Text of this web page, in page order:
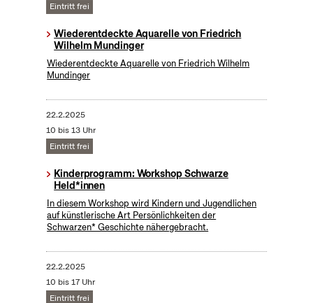
Eintritt frei
Wiederentdeckte Aquarelle von Friedrich
Wilhelm Mundinger
Wiederentdeckte Aquarelle von Friedrich Wilhelm
Mundinger
22.2.2025
10 bis 13 Uhr
Eintritt frei
Kinderprogramm: Workshop Schwarze
Held*innen
In diesem Workshop wird Kindern und Jugendlichen
auf künstlerische Art Persönlichkeiten der
Schwarzen* Geschichte nähergebracht.
22.2.2025
10 bis 17 Uhr
Eintritt frei